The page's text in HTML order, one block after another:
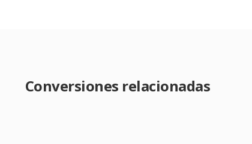
Conversiones relacionadas